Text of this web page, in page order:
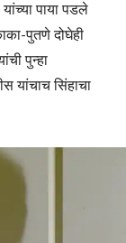
पाया पडले
पुतणे दोघेही
पुन्हा
यांचाच सिंहाचा